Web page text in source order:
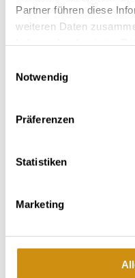
Partner führen diese
weiteren Daten
Notwendig
Präferenzen
Statistiken
Marketing
More events